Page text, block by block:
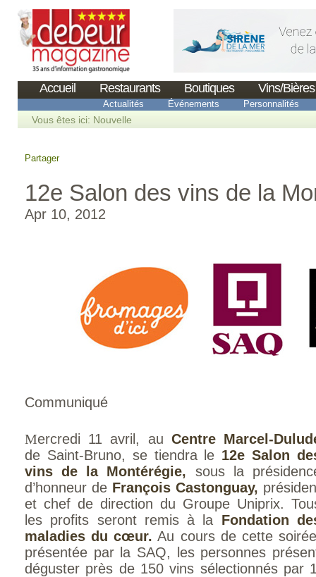
Accueil Restaurants Boutiques Vins/Bières
Actualités Événements Personnalités
Vous êtes ici: Nouvelle
Partager
12e Salon des vins de la
Apr 10, 2012
Communiqué
Mercredi 11 avril, au Centre Marcel-
de Saint-Bruno, se tiendra le 12e Salon
vins de la Montérégie, sous la
d’honneur de François Castonguay,
et chef de direction du Groupe Uniprix.
les profits seront remis à la Fondation
maladies du cœur. Au cours de cette
présentée par la SAQ, les personnes
déguster près de 150 vins sélectionnés par